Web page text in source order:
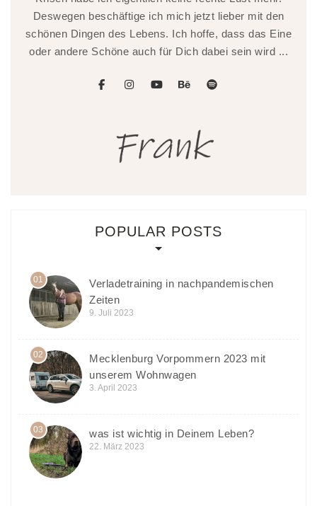
Deswegen beschäftige ich mich jetzt lieber mit den
schönen Dingen des Lebens. Ich hoffe, dass das Eine
oder andere Schöne auch für Dich dabei sein wird ...
POPULAR POSTS
01
Verladetraining in nachpandemischen
Zeiten
9. Juli 2023
02
Mecklenburg Vorpommern 2023 mit
unserem Wohnwagen
3. April 2023
03 was ist wichtig in Deinem Leben?
22. März 2023